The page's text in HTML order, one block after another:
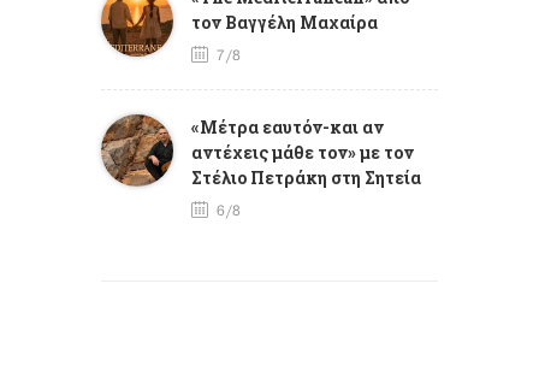
τον Βαγγέλη Μαχαίρα
7/8
«Μέτρα εαυτόν-και αν
αντέχεις μάθε τον» με τον
Στέλιο Πετράκη στη Σητεία
6/8